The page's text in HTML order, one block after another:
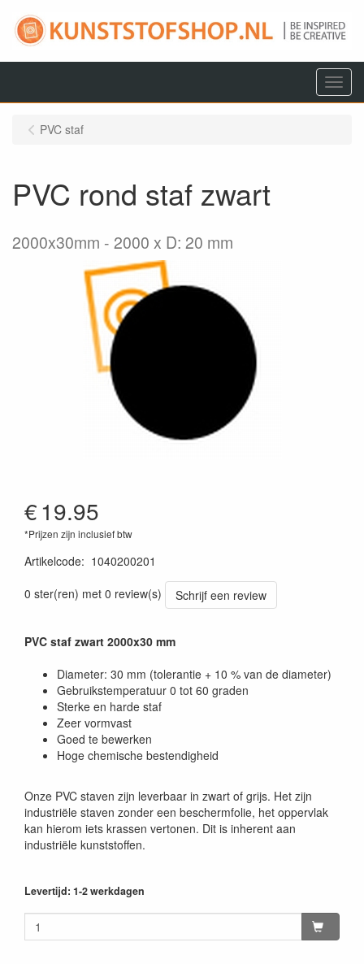
Menu
PVC staf
PVC rond staf zwart
2000x30mm 2000 x D: 20 mm
€19.95
*Prijzen zijn inclusief btw
Artikelcode: 1040200201
0 ster(ren) met 0 review(s)
Schrijf een review
PVC staf zwart 2000x30 mm
Diameter: 30 mm (tolerantie + 10 % van de diameter)
Gebruikstemperatuur 0 tot 60 graden
Sterke en harde staf
Zeer vormvast
Goed te bewerken
Hoge chemische bestendigheid
Onze PVC staven zijn leverbaar in zwart of grijs. Het zijn
industriële staven zonder een beschermfolie, het oppervlak
kan hierom iets krassen vertonen. Dit is inherent aan
industriële kunststoffen.
Levertijd: 1-2 werkdagen